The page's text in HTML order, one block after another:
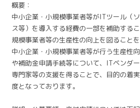
概要：
中小企業・小規模事業者等がITツール（
ス等）を導入する経費の一部を補助する
規模事業者等の生産性の向上を図ること
中小企業・小規模事業者等が行う生産性
や補助金申請手続等について、ITベンダー
専門家等の支援を得ることで、目的の着
度となっております。